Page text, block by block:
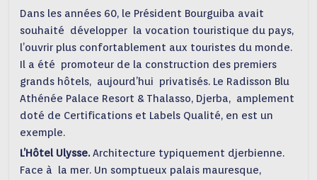
Dans les années 60, le Président Bourguiba avait
souhaité développer la vocation touristique du pays,
l’ouvrir plus confortablement aux touristes du monde.
Il a été promoteur de la construction des premiers
grands hôtels, aujourd’hui privatisés. Le Radisson Blu
Athénée Palace Resort & Thalasso, Djerba, amplement
doté de Certifications et Labels Qualité, en est un
exemple.
L’Hôtel Ulysse. Architecture typiquement djerbienne.
Face à la mer. Un somptueux palais mauresque,